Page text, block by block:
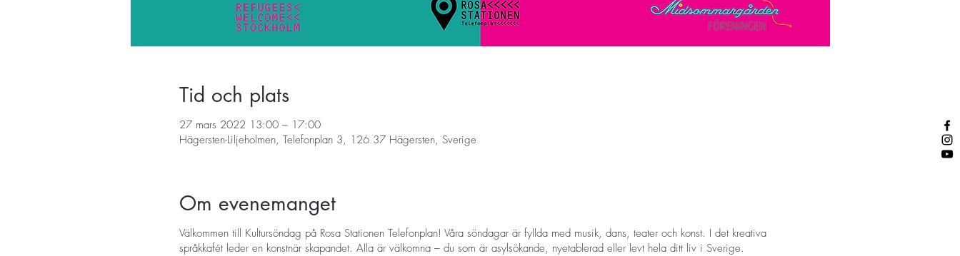
Tid och plats
27 mars 2022 13:00 – 17:00
Hägersten-Liljeholmen, Telefonplan 3, 126 37 Hägersten, Sverige
Om evenemanget
Välkommen till Kultursöndag på Rosa Stationen Telefonplan! Våra söndagar är fyllda med musik, dans, teater och konst. I det kreativa
språkkafét leder en konstnär skapandet. Alla är välkomna – du som är asylsökande, nyetablerad eller levt hela ditt liv i Sverige.